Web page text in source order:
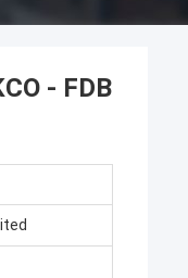
- FDB